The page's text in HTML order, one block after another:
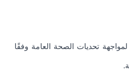
لمواجهة تحديات الصحة العامة وفقًا